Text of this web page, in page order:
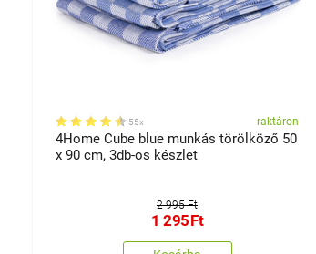
55x raktáron
4Home Cube blue munkás törölköző 50
x 90 cm, 3db-os készlet
2 995 Ft
1 295Ft